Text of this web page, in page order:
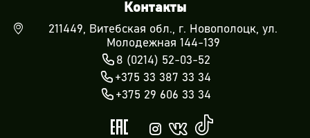
Контакты
211449, Витебская обл., г. Новополоцк, ул.
Молодежная 144-139
8 (0214) 52-03-52
+375 33 387 33 34
+375 29 606 33 34